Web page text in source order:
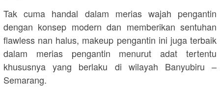
Tak cuma handal dalam merias wajah pengantin
dengan konsep modern dan memberikan sentuhan
flawless nan halus, makeup pengantin ini juga terbaik
dalam merias pengantin menurut adat tertentu
khususnya yang berlaku di wilayah Banyubiru –
Semarang.